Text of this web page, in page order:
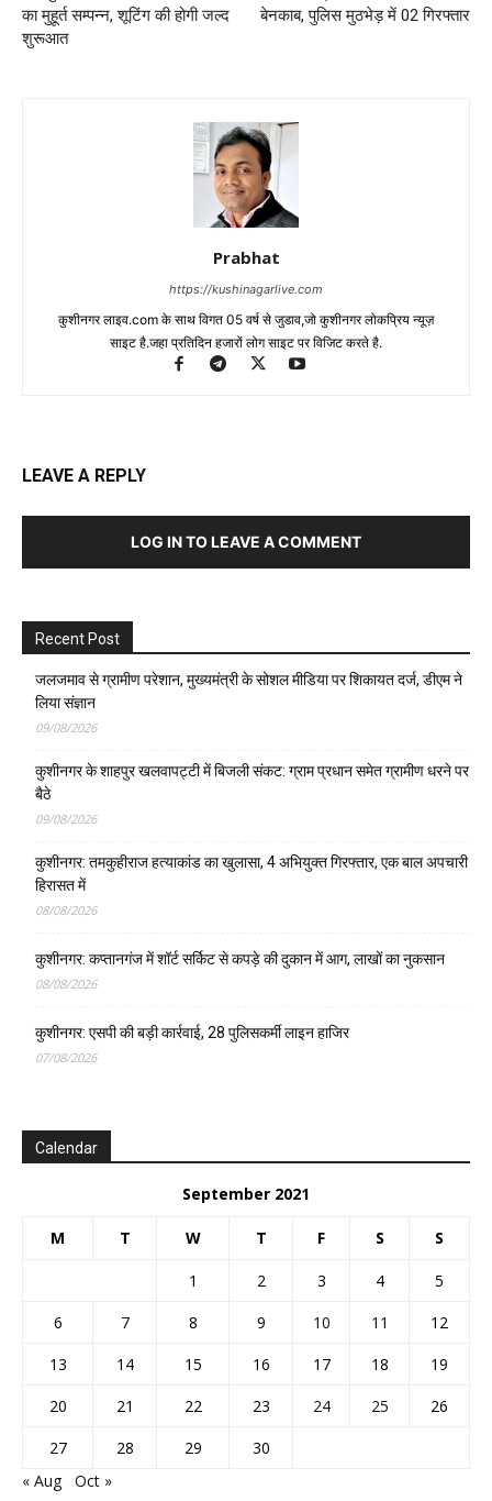
का मुहूर्त सम्पन्न, शूटिंग की होगी जल्द
शुरूआत
बेनकाब, पुलिस मुठभेड़ में 02 गिरफ्तार
Prabhat
https://kushinagarlive.com
कुशीनगर लाइव.com के साथ विगत 05 वर्ष से जुडाव,जो कुशीनगर लोकप्रिय न्यूज़
साइट है.जहा प्रतिदिन हजारों लोग साइट पर विजिट करते है.
LEAVE A REPLY
LOG IN TO LEAVE A COMMENT
Recent Post
जलजमाव से ग्रामीण परेशान, मुख्यमंत्री के सोशल मीडिया पर शिकायत दर्ज, डीएम ने
लिया संज्ञान
09/08/2026
कुशीनगर के शाहपुर खलवापट्टी में बिजली संकट: ग्राम प्रधान समेत ग्रामीण धरने पर
बैठे
09/08/2026
कुशीनगर: तमकुहीराज हत्याकांड का खुलासा, 4 अभियुक्त गिरफ्तार, एक बाल अपचारी
हिरासत में
08/08/2026
कुशीनगर: कप्तानगंज में शॉर्ट सर्किट से कपड़े की दुकान में आग, लाखों का नुकसान
08/08/2026
कुशीनगर: एसपी की बड़ी कार्रवाई, 28 पुलिसकर्मी लाइन हाजिर
07/08/2026
Calendar
September 2021
M T W T F S S
1 2 3 4
5
6
7 8 9 10 11
12
13
14 15 16 17 18
19
20
21 22 23 24 25
26
27
28 29
30
« Aug
Oct »